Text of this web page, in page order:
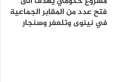
فتح عدد من المقابر الجماعية
في نينوى وتلعفر وسنجار